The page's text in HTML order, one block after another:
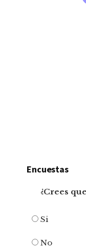
Encuestas
¿Crees
Si
No